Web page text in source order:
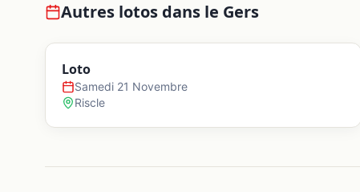
Autres lotos dans le Gers
Loto
Samedi 21 Novembre
Riscle